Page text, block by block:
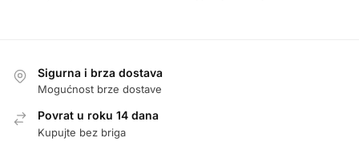
Sigurna i brza dostava
Mogućnost brze dostave
Povrat u roku 14 dana
Kupujte bez briga